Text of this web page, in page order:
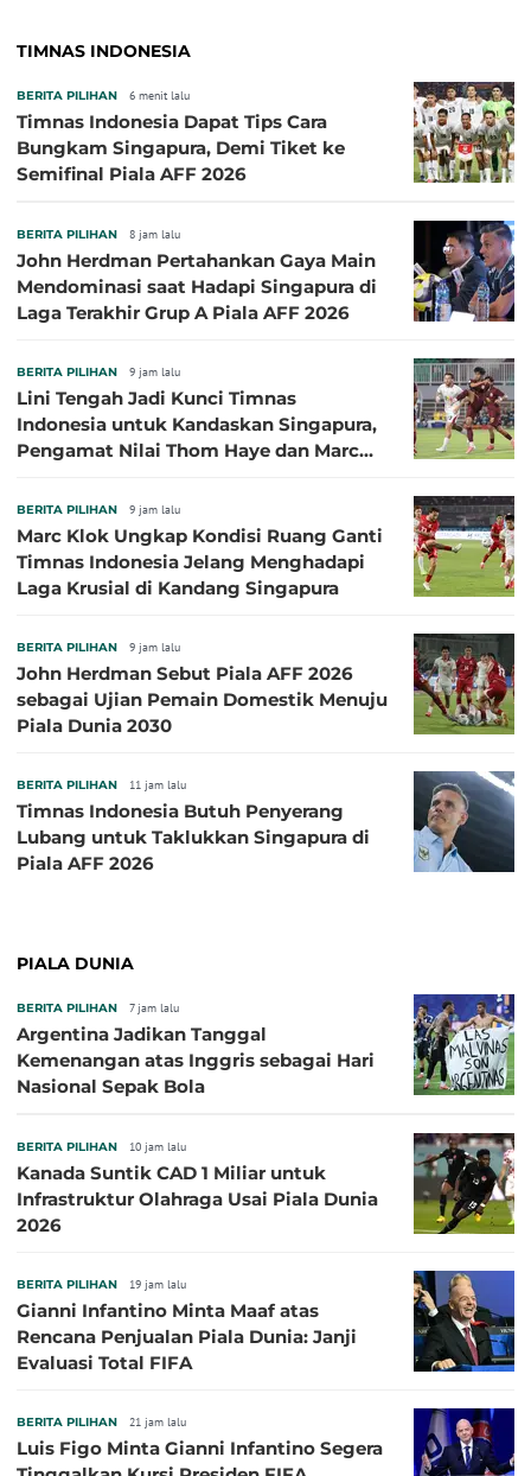
TIMNAS INDONESIA
BERITA PILIHAN 6 menit lalu
Timnas Indonesia Dapat Tips Cara
Bungkam Singapura, Demi Tiket ke
Semifinal Piala AFF 2026
BERITA PILIHAN 8 jam lalu
John Herdman Pertahankan Gaya Main
Mendominasi saat Hadapi Singapura di
Laga Terakhir Grup A Piala AFF 2026
BERITA PILIHAN 9 jam lalu
Lini Tengah Jadi Kunci Timnas
Indonesia untuk Kandaskan Singapura,
Pengamat Nilai Thom Haye dan Marc
BERITA PILIHAN 9 jam lalu
Marc Klok Ungkap Kondisi Ruang Ganti
Timnas Indonesia Jelang Menghadapi
Laga Krusial di Kandang Singapura
BERITA PILIHAN 9 jam lalu
John Herdman Sebut Piala AFF 2026
sebagai Ujian Pemain Domestik Menuju
Piala Dunia 2030
BERITA PILIHAN 11 jam lalu
Timnas Indonesia Butuh Penyerang
Lubang untuk Taklukkan Singapura di
Piala AFF 2026
PIALA DUNIA
BERITA PILIHAN 7 jam lalu
Argentina Jadikan Tanggal
Kemenangan atas Inggris sebagai Hari
Nasional Sepak Bola
BERITA PILIHAN 10 jam lalu
Kanada Suntik CAD 1 Miliar untuk
Infrastruktur Olahraga Usai Piala Dunia
2026
BERITA PILIHAN 19 jam lalu
Gianni Infantino Minta Maaf atas
Rencana Penjualan Piala Dunia: Janji
Evaluasi Total FIFA
BERITA PILIHAN 21 jam lalu
Luis Figo Minta Gianni Infantino Segera